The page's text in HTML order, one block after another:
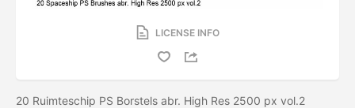
LICENSE INFO
20 Ruimteschip PS Borstels abr. High Res 2500 px vol.2